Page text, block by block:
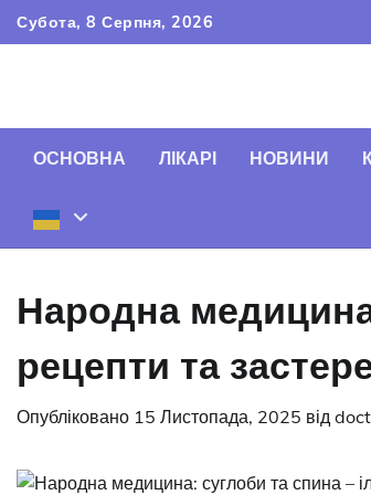
Перейти
до
Субота, 8 Серпня, 2026
ОСНОВНА ЛІКАРІ НОВИНИ
Народна
рецепти та
Опубліковано 15 Листопада, 2025 від